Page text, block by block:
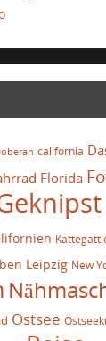
california
Florida
Leipzig New
Ostsee